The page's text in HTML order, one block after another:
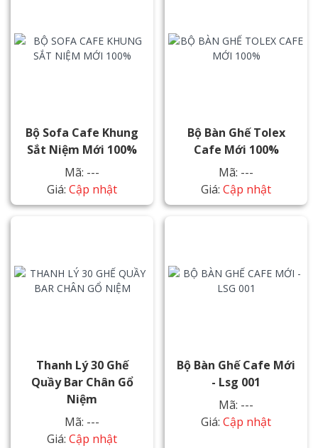
Bộ Sofa Cafe Khung
Sắt Niệm Mới 100%
Mã: ---
Giá: Cập nhật
Bộ Bàn Ghế Tolex
Cafe Mới 100%
Mã: ---
Giá: Cập nhật
Thanh Lý 30 Ghế
Quầy Bar Chân Gổ
Niệm
Mã: ---
Giá: Cập nhật
Bộ Bàn Ghế Cafe Mới
- Lsg 001
Mã: ---
Giá: Cập nhật